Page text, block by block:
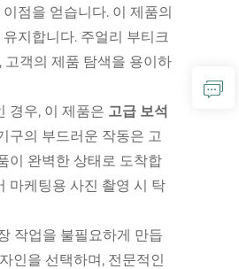
점을 얻습니다. 이 제품의
지합니다. 주얼리 부티크
고객의 제품 탐색을 용이하
경우, 이 제품은 고급 보석
구의 부드러운 작동은 고
이 완벽한 상태로 도착합
마케팅용 사진 촬영 시 탁
작업을 불필요하게 만듭
인을 선택하며, 전문적인